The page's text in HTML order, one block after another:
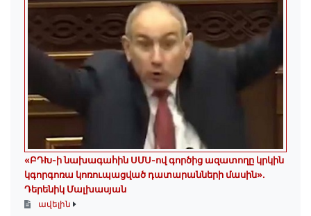
«ԲԴԽ-ի նախագահին ՍՄՍ-ով գործից ազատողը կրկին
կգորգոռա կոռուպացված դատարանների մասին».
Դերենիկ Մալխասյան
ավելին